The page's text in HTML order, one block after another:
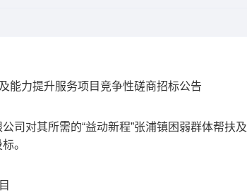
能力提升服务项目竞争性磋商招标公告
司对其所需的“益动新程”张浦镇困弱群体帮扶
。